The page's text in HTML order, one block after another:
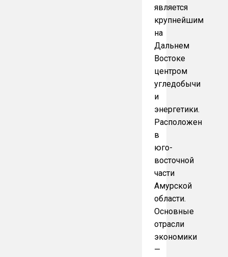
является
крупнейшим
на
Дальнем
Востоке
центром
угледобычи
и
энергетики.
Расположен
в
юго-
восточной
части
Амурской
области.
Основные
отрасли
экономики
—